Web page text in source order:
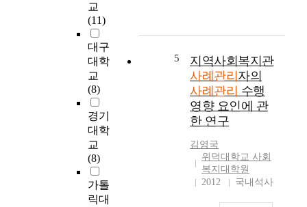
교
(11)
대구
대학
교
(8)
경기
대학
교
(8)
가톨
릭대
5
지역사회복지관
사례관리 자의
사례관리 수행
영향 요인에 관
한 연구
김영국
위덕대학교 사회
복지대학원
2012
국내석사